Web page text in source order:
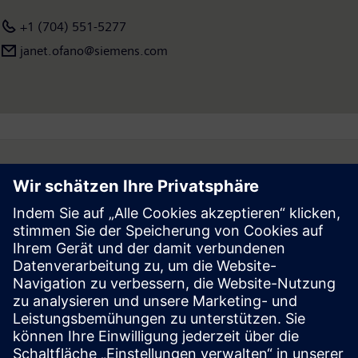
+1 (704) 551-5277
janet.ofano@siemens.com
Follow
Press | Company | Siemens
© Siemens 1996 – 2026
Corporate Information